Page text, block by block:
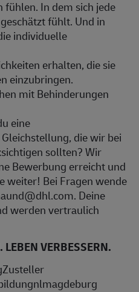
In dem sich jede
fühlt. Und in
individuelle
erhalten, die sie
einzubringen.
mit Behinderungen
eine
die wir bei
sollten? Wir
Bewerbung erreicht und
weiter! Bei Fragen wende
Deine
werden vertraulich
VERBESSERN.